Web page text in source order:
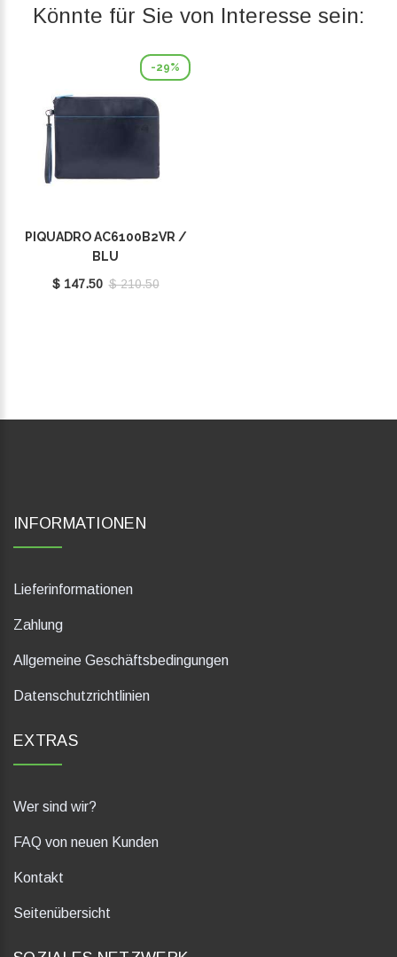
Könnte für Sie von Interesse sein:
-29%
PIQUADRO AC6100B2VR /
BLU
$ 147.50 $ 210.50
INFORMATIONEN
Lieferinformationen
Zahlung
Allgemeine Geschäftsbedingungen
Datenschutzrichtlinien
EXTRAS
Wer sind wir?
FAQ von neuen Kunden
Kontakt
Seitenübersicht